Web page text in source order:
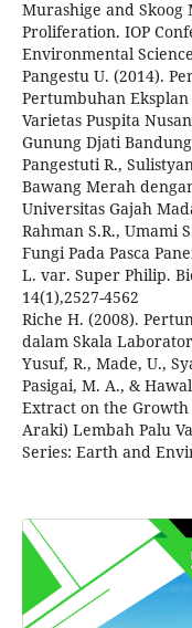
Murashige and
Proliferation. IOP
Environmental
Pangestu U. (2014).
Pertumbuhan
Varietas Puspita
Gunung Djati
Pangestuti R.,
Bawang Merah
Universitas Gajah
Rahman S.R., Umami
Fungi Pada Pasca
L. var. Super Philip.
14(1),2527-4562
Riche H. (2008).
dalam Skala
Yusuf, R., Made, U.,
Pasigai, M. A., &
Extract on the
Araki) Lembah Palu
Series: Earth and